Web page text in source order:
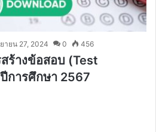
ายน 27, 2024 0 456
ร้างข้อสอบ (Test
การศึกษา 2567